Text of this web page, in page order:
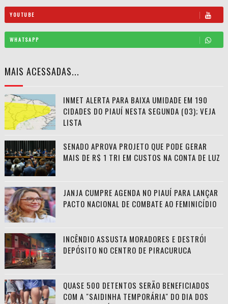
YOUTUBE
WHATSAPP
MAIS ACESSADAS...
INMET ALERTA PARA BAIXA UMIDADE EM 190
CIDADES DO PIAUÍ NESTA SEGUNDA (03); VEJA
LISTA
SENADO APROVA PROJETO QUE PODE GERAR
MAIS DE R$ 1 TRI EM CUSTOS NA CONTA DE LUZ
JANJA CUMPRE AGENDA NO PIAUÍ PARA LANÇAR
PACTO NACIONAL DE COMBATE AO FEMINICÍDIO
INCÊNDIO ASSUSTA MORADORES E DESTRÓI
DEPÓSITO NO CENTRO DE PIRACURUCA
QUASE 500 DETENTOS SERÃO BENEFICIADOS
COM A "SAIDINHA TEMPORÁRIA" DO DIA DOS